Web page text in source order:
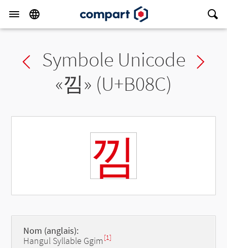
Previous char
Symbole Unicode
«낌» (U+B08C)
낌
Nom (anglais):
Hangul Syllable Ggim [1]